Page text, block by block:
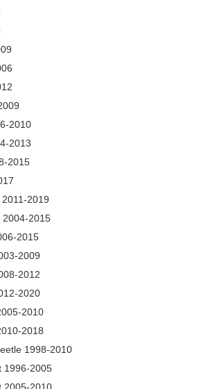
2010
2013
2015
2019
2004-2015
2015
2009
2012
2020
2010
2018
1998-2010
1996-2005